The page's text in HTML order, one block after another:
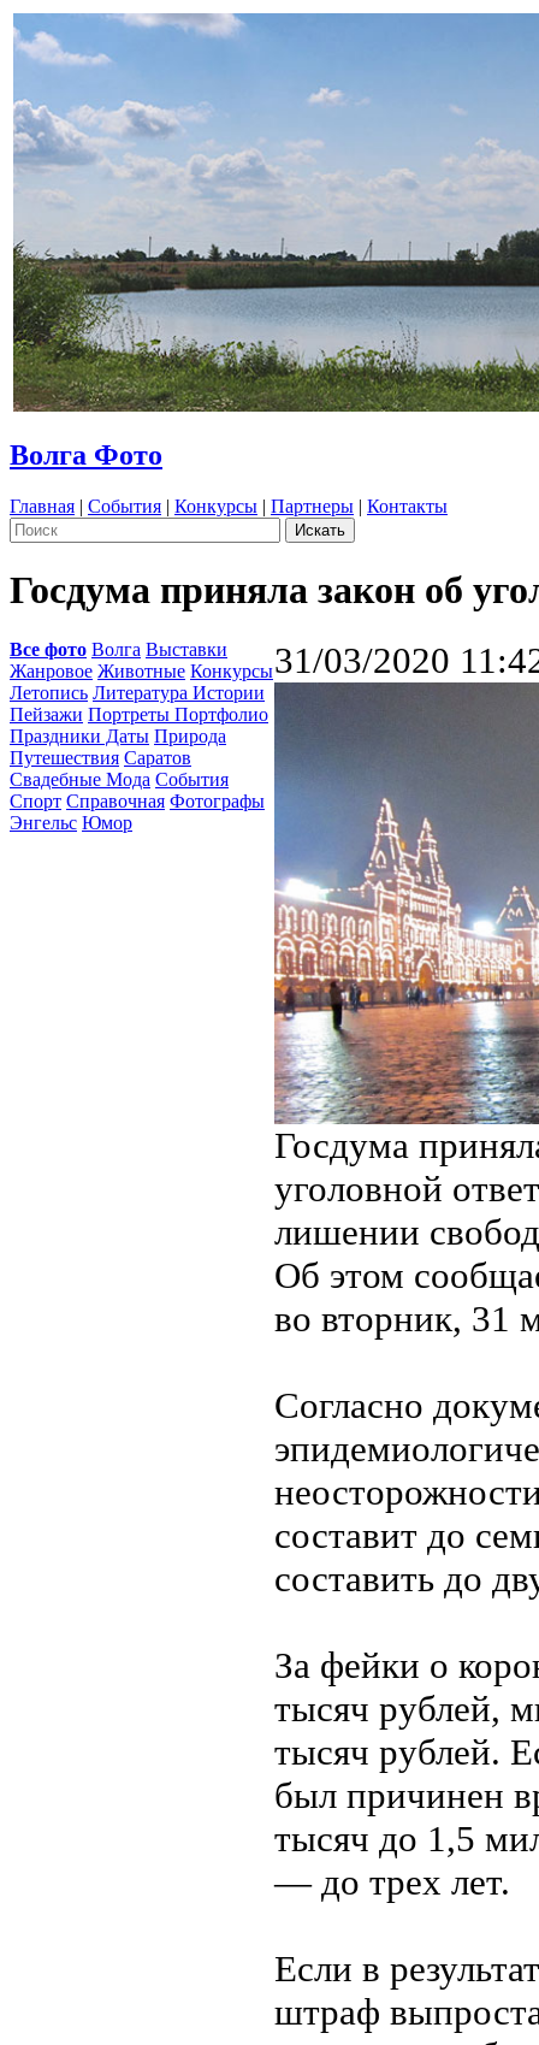
Волга Фото
Главная | События | Конкурсы | Партнеры | Контакты
Госдума приняла закон об
Все фото Волга Выставки
Жанровое Животные Конкурсы
Летопись Литература Истории
Пейзажи Портреты Портфолио
Праздники Даты Природа
Путешествия Саратов
Свадебные Мода События
Спорт Справочная Фотографы
Энгельс Юмор
31/03/2020
Госдума
уголовной
лишении
Об этом
во вторник, 31
Согласно
составит до
составить до
За фейки о
тысяч рублей,
тысяч рублей.
был причинен
тысяч до 1,5
— до трех лет.
Если в
штраф